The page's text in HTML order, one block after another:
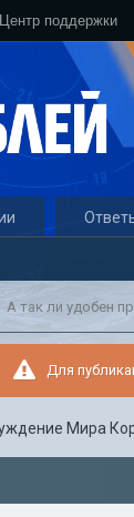
Центр поддержки
А так ли удобен
Для
Мира